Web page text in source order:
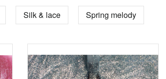
Silk & lace Spring melody